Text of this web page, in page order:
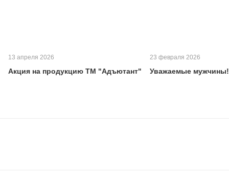
13 апреля 2026
Акция на продукцию ТМ "Адъютант"
23 февраля 2026
Уважаемые